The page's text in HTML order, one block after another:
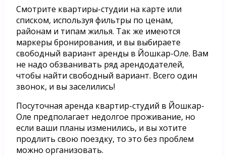
Смотрите квартиры-студии на карте или
списком, используя фильтры по ценам,
районам и типам жилья. Так же имеются
маркеры бронирования, и вы выбираете
свободный вариант аренды в Йошкар-Оле. Вам
не надо обзванивать ряд арендодателей,
чтобы найти свободный вариант. Всего один
звонок, и вы заселились!
Посуточная аренда квартир-студий в Йошкар-
Оле предполагает недолгое проживание, но
если ваши планы изменились, и вы хотите
продлить свою поездку, то это без проблем
можно организовать.